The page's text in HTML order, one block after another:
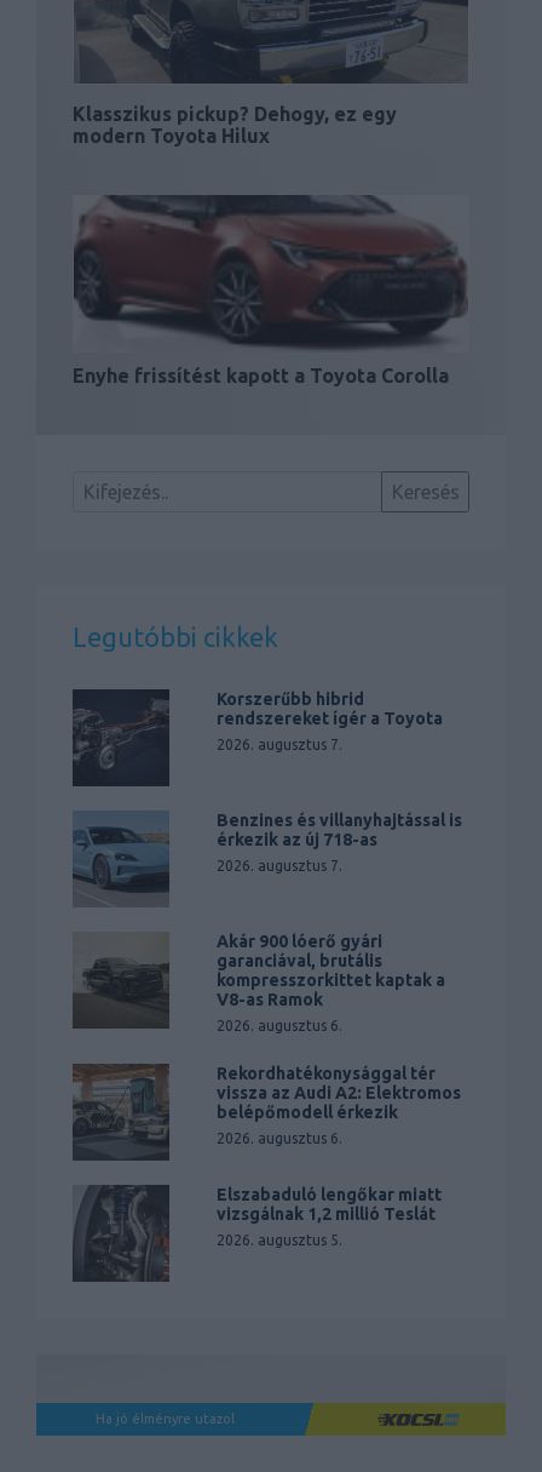
Klasszikus pickup? Dehogy, ez egy
modern Toyota Hilux
Enyhe frissítést kapott a Toyota Corolla
Legutóbbi cikkek
Korszerűbb hibrid
rendszereket ígér a Toyota
2026. augusztus 7.
Benzines és villanyhajtással is
érkezik az új 718-as
2026. augusztus 7.
Akár 900 lóerő gyári
garanciával, brutális
kompresszorkittet kaptak a
V8-as Ramok
2026. augusztus 6.
Rekordhatékonysággal tér
vissza az Audi A2: Elektromos
belépőmodell érkezik
2026. augusztus 6.
Elszabaduló lengőkar miatt
vizsgálnak 1,2 millió Teslát
2026. augusztus 5.
Ha jó élményre utazol